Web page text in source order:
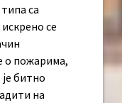
са
се
о пожарима,
битно
на